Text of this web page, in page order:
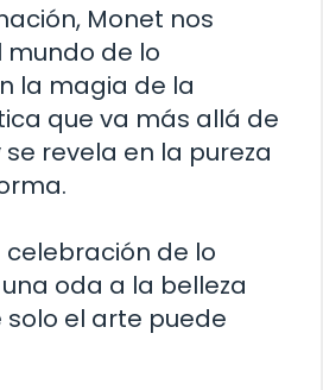
Monet nos
mundo de lo
la magia de la
que va más allá de
revela en la pureza
celebración de lo
oda a la belleza
el arte puede